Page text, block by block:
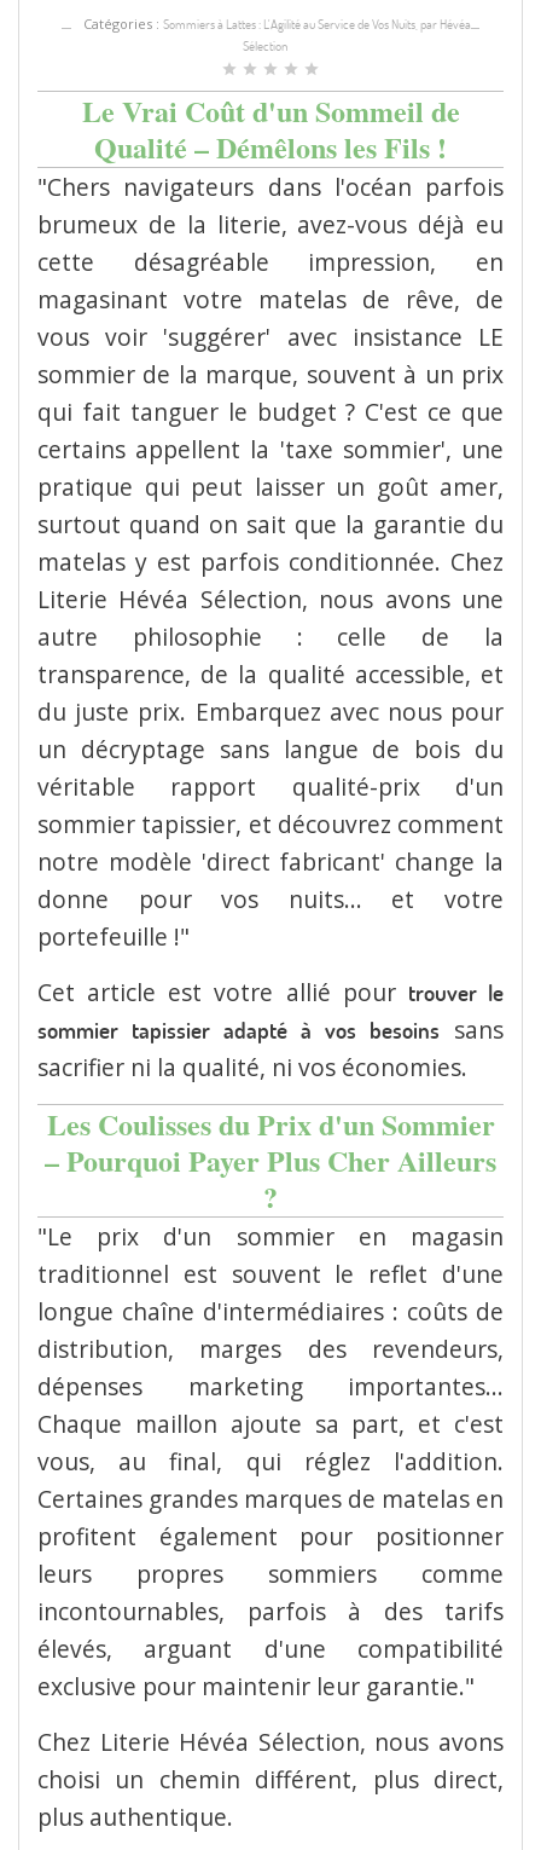
Catégories : Sommiers à Lattes : L'Agilité au Service de Vos Nuits, par Hévéa
Sélection
star star star star star
Le Vrai Coût d'un Sommeil de
Qualité – Démêlons les Fils !
"Chers navigateurs dans l'océan parfois
brumeux de la literie, avez-vous déjà eu
cette désagréable impression, en
magasinant votre matelas de rêve, de
vous voir 'suggérer' avec insistance LE
sommier de la marque, souvent à un prix
qui fait tanguer le budget ? C'est ce que
certains appellent la 'taxe sommier', une
pratique qui peut laisser un goût amer,
surtout quand on sait que la garantie du
matelas y est parfois conditionnée. Chez
Literie Hévéa Sélection, nous avons une
autre philosophie : celle de la
transparence, de la qualité accessible, et
du juste prix. Embarquez avec nous pour
un décryptage sans langue de bois du
véritable rapport qualité-prix d'un
sommier tapissier, et découvrez comment
notre modèle 'direct fabricant' change la
donne pour vos nuits... et votre
portefeuille !"
Cet article est votre allié pour trouver le
sommier tapissier adapté à vos besoins sans
sacrifier ni la qualité, ni vos économies.
Les Coulisses du Prix d'un Sommier
– Pourquoi Payer Plus Cher Ailleurs
?
"Le prix d'un sommier en magasin
traditionnel est souvent le reflet d'une
longue chaîne d'intermédiaires : coûts de
distribution, marges des revendeurs,
dépenses marketing importantes...
Chaque maillon ajoute sa part, et c'est
vous, au final, qui réglez l'addition.
Certaines grandes marques de matelas en
profitent également pour positionner
leurs propres sommiers comme
incontournables, parfois à des tarifs
élevés, arguant d'une compatibilité
exclusive pour maintenir leur garantie."
Chez Literie Hévéa Sélection, nous avons
choisi un chemin différent, plus direct,
plus authentique.